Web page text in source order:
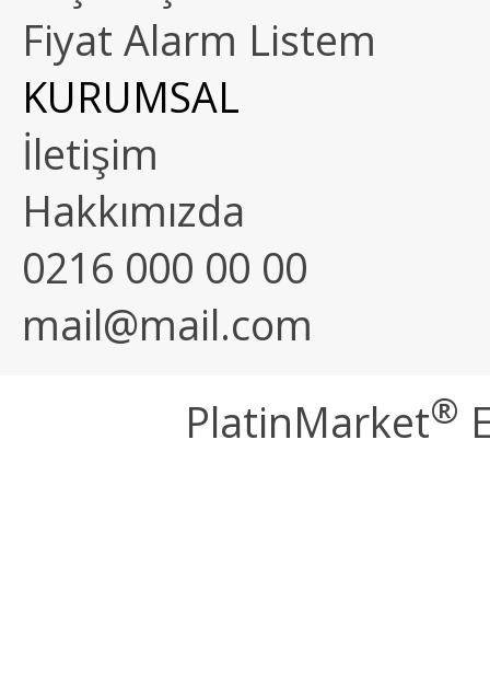
Fiyat Alarm Listem
KURUMSAL
İletişim
Hakkımızda
0216 000 00 00
mail@mail.com
PlatinMarket®